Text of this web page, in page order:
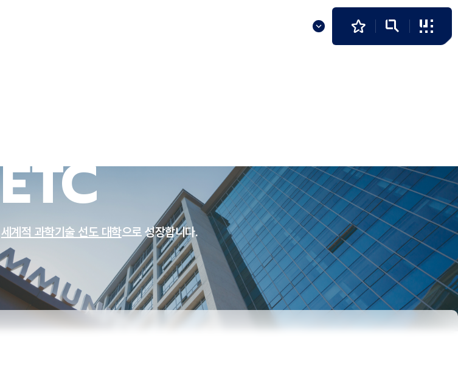
ETC
세계적 과학기술 선도 대학으로 성장합니다.